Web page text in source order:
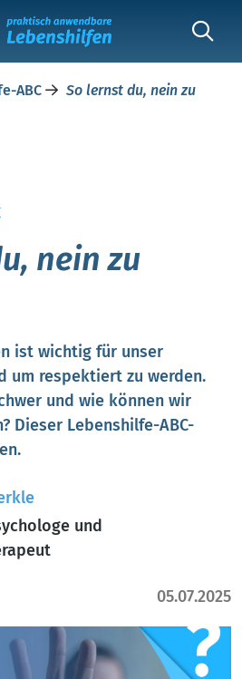
ABC
So lernst du, nein zu
nein zu
ist wichtig für unser
um respektiert zu werden.
und wie können wir
Dieser Lebenshilfe-ABC-
und
05.07.2025